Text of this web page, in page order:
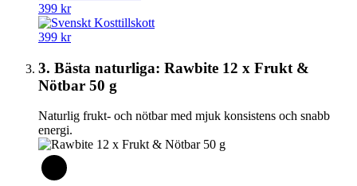
399 kr
399 kr
3. Bästa naturliga: Rawbite 12 x Frukt &
Nötbar 50 g
Naturlig frukt- och nötbar med mjuk konsistens och snabb
energi.